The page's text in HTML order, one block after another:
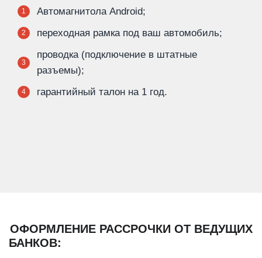
1 Автомагнитола Android;
2 переходная рамка под ваш автомобиль;
3
проводка (подключение в штатные
разъемы);
4 гарантийный талон на 1 год.
ОФОРМЛЕНИЕ РАССРОЧКИ ОТ ВЕДУЩИХ
БАНКОВ: